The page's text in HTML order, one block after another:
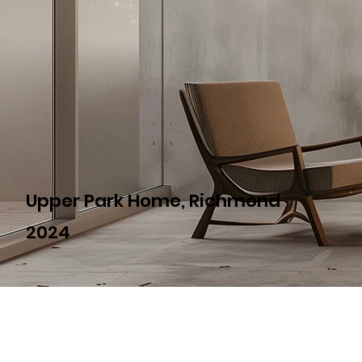
Upper Park Home, Richmond
2024